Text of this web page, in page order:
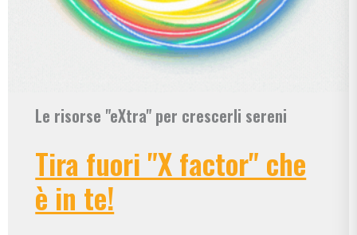
Le risorse "eXtra" per crescerli sereni
Tira fuori "X factor" che
è in te!